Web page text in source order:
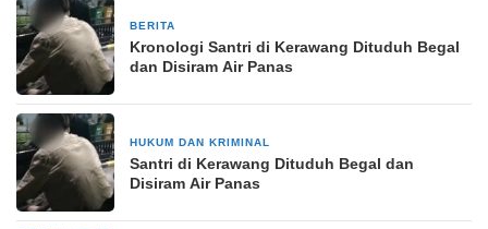
BERITA
Kronologi Santri di Kerawang Dituduh Begal
dan Disiram Air Panas
HUKUM DAN KRIMINAL
Santri di Kerawang Dituduh Begal dan
Disiram Air Panas